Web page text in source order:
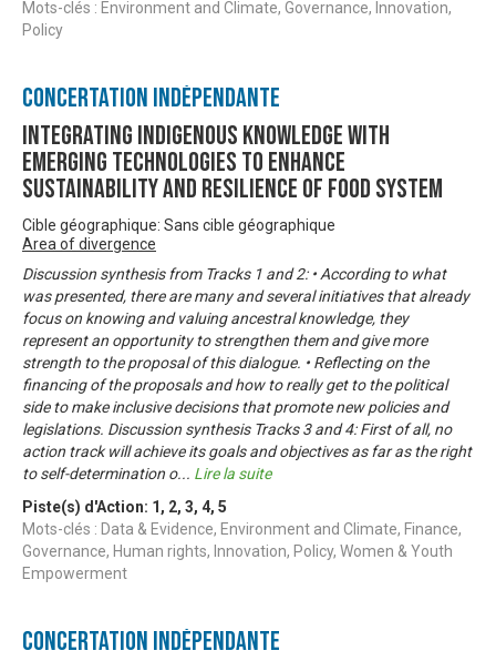
Mots-clés : Environment and Climate, Governance, Innovation,
Policy
Concertation Indépendante
Integrating Indigenous Knowledge with
Emerging Technologies to Enhance
Sustainability and Resilience of Food System
Cible géographique: Sans cible géographique
Area of divergence
Discussion synthesis from Tracks 1 and 2: • According to what
was presented, there are many and several initiatives that already
focus on knowing and valuing ancestral knowledge, they
represent an opportunity to strengthen them and give more
strength to the proposal of this dialogue. • Reflecting on the
financing of the proposals and how to really get to the political
side to make inclusive decisions that promote new policies and
legislations. Discussion synthesis Tracks 3 and 4: First of all, no
action track will achieve its goals and objectives as far as the right
to self-determination o... Lire la suite
Piste(s) d'Action: 1 , 2, 3, 4, 5
Mots-clés : Data & Evidence, Environment and Climate, Finance,
Governance, Human rights, Innovation, Policy, Women & Youth
Empowerment
Concertation Indépendante